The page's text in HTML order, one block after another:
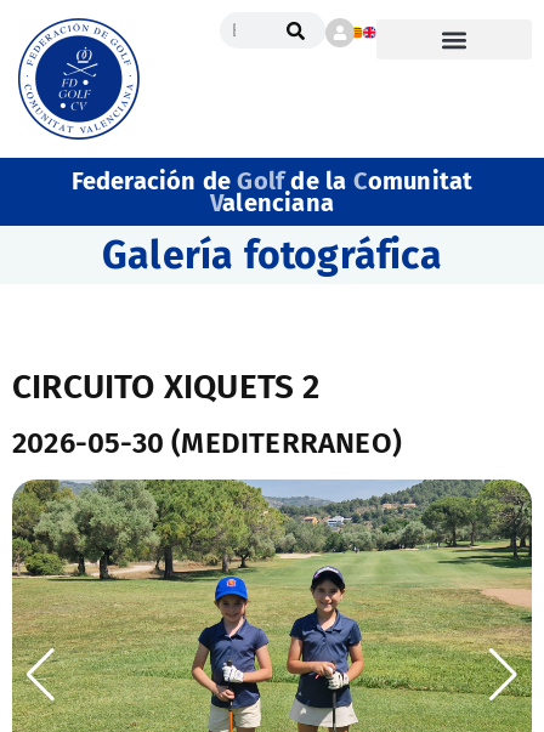
Federación deGolfde la Comunitat
Valenciana
Galería fotográfica
CIRCUITO XIQUETS 2
2026-05-30 (MEDITERRANEO)